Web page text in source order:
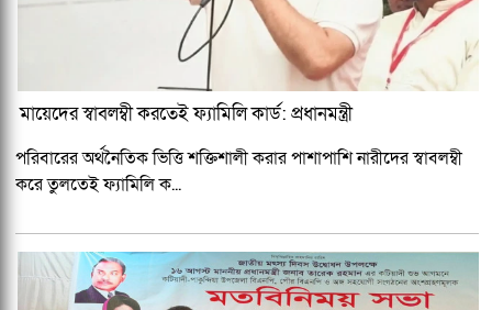
মায়েদের স্বাবলম্বী করতেই ফ্যামিলি কার্ড: প্রধানমন্ত্রী
পরিবারের অর্থনৈতিক ভিত্তি শক্তিশালী করার পাশাপাশি নারীদের স্বাবলম্বী
করে তুলতেই ফ্যামিলি ক...